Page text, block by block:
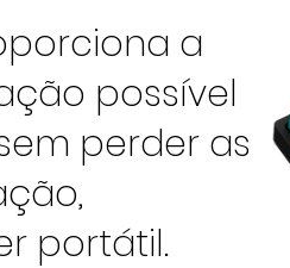
a
possível
perder as
portátil.